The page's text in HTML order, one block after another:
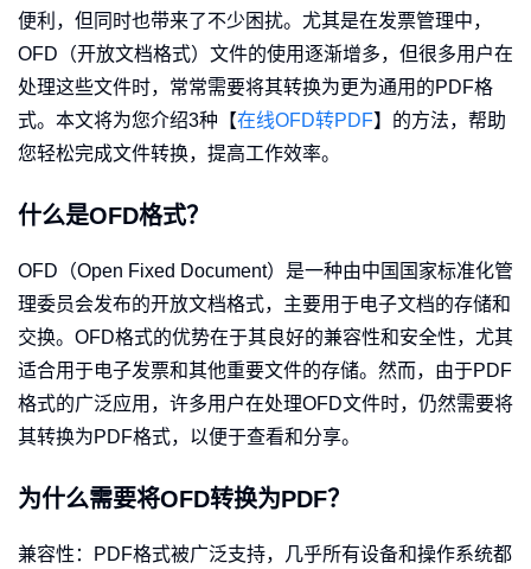
便利，但同时也带来了不少困扰。尤其是在发票管理中，
OFD（开放文档格式）文件的使用逐渐增多，但很多用户在
处理这些文件时，常常需要将其转换为更为通用的PDF格
式。本文将为您介绍3种【在线OFD转PDF】的方法，帮助
您轻松完成文件转换，提高工作效率。
什么是OFD格式？
OFD（Open Fixed Document）是一种由中国国家标准化管
理委员会发布的开放文档格式，主要用于电子文档的存储和
交换。OFD格式的优势在于其良好的兼容性和安全性，尤其
适合用于电子发票和其他重要文件的存储。然而，由于PDF
格式的广泛应用，许多用户在处理OFD文件时，仍然需要将
其转换为PDF格式，以便于查看和分享。
为什么需要将OFD转换为PDF？
兼容性：PDF格式被广泛支持，几乎所有设备和操作系统都